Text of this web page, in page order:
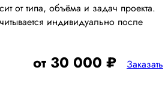
от типа, объёма и задач проекта.
индивидуально после
от 30 000 ₽ Заказать